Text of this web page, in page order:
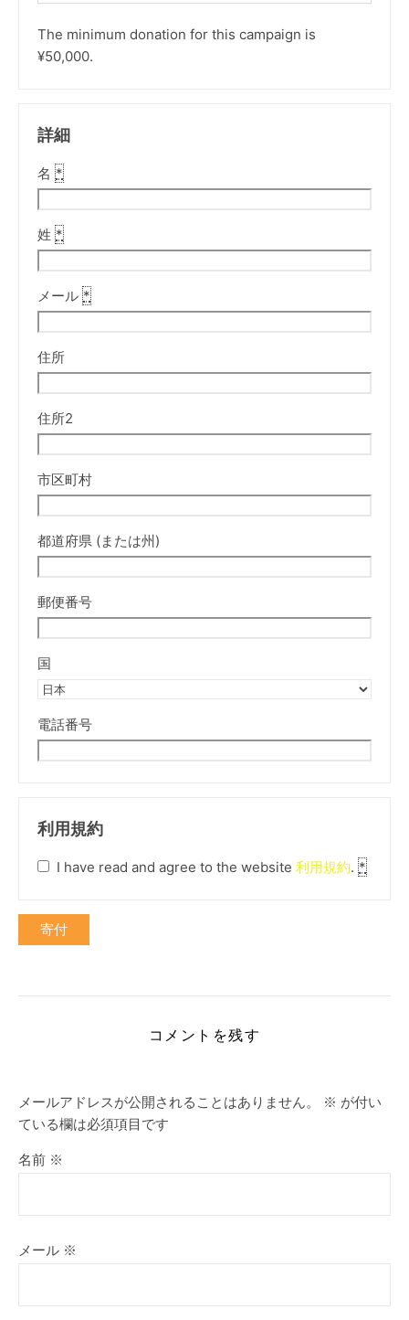
The minimum donation for this campaign is
¥50,000.
詳細
名 *
姓 *
メール *
住所
住所2
市区町村
都道府県 (または州)
郵便番号
国
電話番号
利用規約
I have read and agree to the website 利用規約. *
寄付
コメントを残す
メールアドレスが公開されることはありません。 ※ が付い
ている欄は必須項目です
名前 ※
メール ※